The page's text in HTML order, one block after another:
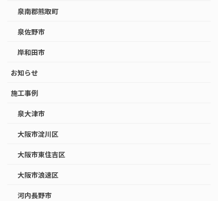
泉南郡熊取町
泉佐野市
岸和田市
お知らせ
施工事例
泉大津市
大阪市淀川区
大阪市東住吉区
大阪市浪速区
河内長野市